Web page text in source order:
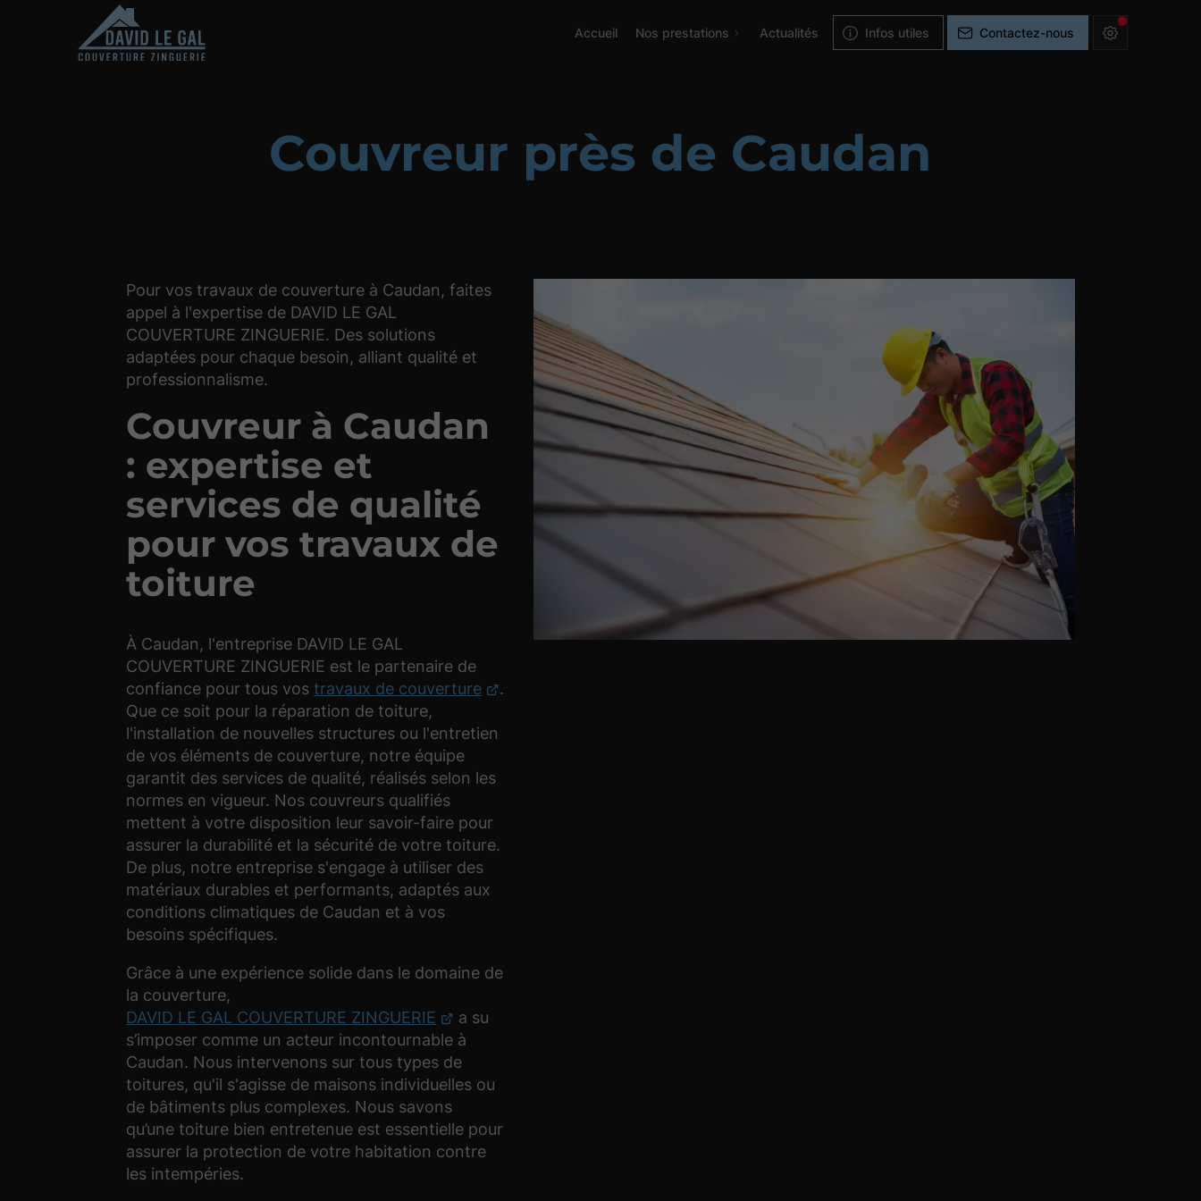
Accueil Nos prestations Actualités Infos utiles Contactez-nous
Couvreur près de Caudan
Pour vos travaux de couverture à Caudan, faites
appel à l'expertise de DAVID LE GAL
COUVERTURE ZINGUERIE. Des solutions
adaptées pour chaque besoin, alliant qualité et
professionnalisme.
Couvreur à Caudan
: expertise et
services de qualité
pour vos travaux de
toiture
À Caudan, l'entreprise DAVID LE GAL
COUVERTURE ZINGUERIE est le partenaire de
confiance pour tous vostravaux de couverture
.
Que ce soit pour la réparation de toiture,
l'installation de nouvelles structures ou l'entretien
de vos éléments de couverture, notre équipe
garantit des services de qualité, réalisés selon les
normes en vigueur. Nos couvreurs qualifiés
mettent à votre disposition leur savoir-faire pour
assurer la durabilité et la sécurité de votre toiture.
De plus, notre entreprise s'engage à utiliser des
matériaux durables et performants, adaptés aux
conditions climatiques de Caudan et à vos
besoins spécifiques.
Grâce à une expérience solide dans le domaine de
la couverture,
DAVID LE GAL COUVERTURE ZINGUERIE
a su
s’imposer comme un acteur incontournable à
Caudan. Nous intervenons sur tous types de
toitures, qu'il s'agisse de maisons individuelles ou
de bâtiments plus complexes. Nous savons
qu’une toiture bien entretenue est essentielle pour
assurer la protection de votre habitation contre
les intempéries.